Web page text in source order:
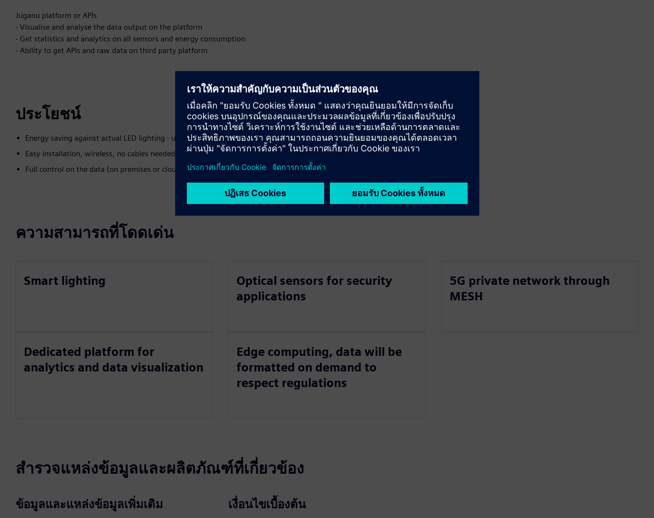
Juganu platform or APIs
- Visualise and analyse the data output on the platform
- Get statistics and analytics on all sensors and energy consumption
- Ability to get APIs and raw data on third party platform
ประโยชน์
Energy saving against actual LED lighting - up to 33%
Easy installation, wireless, no cables needed
Full control on the data (on premises or cloud)
ความสามารถที่โดดเด่น
Smart lighting
Optical sensors for security
applications
5G private network through
MESH
Dedicated platform for
analytics and data visualization
Edge computing, data will be
formatted on demand to
respect regulations
สำรวจแหล่งข้อมูลและผลิตภัณฑ์ที่เกี่ยวข้อง
ข้อมูลและแหล่งข้อมูลเพิ่มเติม เงื่อนไขเบื้องต้น